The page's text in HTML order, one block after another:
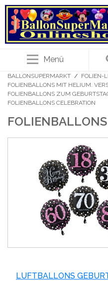
Menü
BALLONSUPERMARKT / FOLIEN-
FOLIENBALLONS MIT HELIUM.
FOLIENBALLONS ZUM
FOLIENBALLONS CELEBRATION
LUFTBALLONS